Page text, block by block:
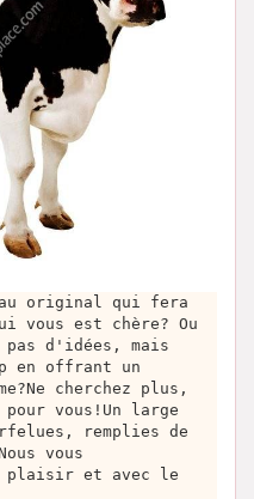
original qui fera
vous est chère? Ou
d'idées, mais
en offrant un
cherchez plus,
vous!Un large
remplies de
vous
plaisir et avec le